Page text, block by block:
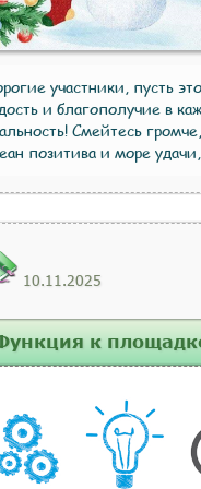
участники, пусть
и благополучие в
Смейтесь
позитива и море
10.11.2025
к